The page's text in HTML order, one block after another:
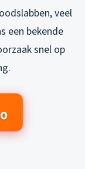
veel
een bekende
snel op